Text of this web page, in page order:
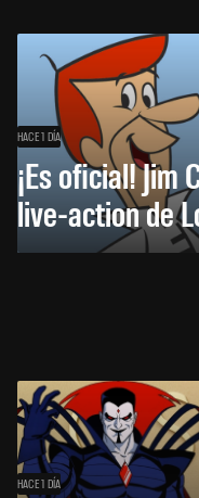
HACE 1 DÍA
¡Es oficial! Jim
live-action de
HACE 1 DÍA